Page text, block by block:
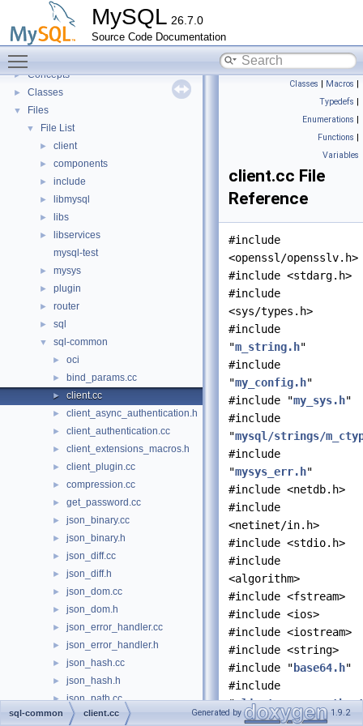
MySQL 26.7.0
Source Code Documentation
Innodb UNDO Tablespace Truncate
Deprecated List
► Modules
►
► Concepts
► Classes
▼ Files
▼ File List
► client
► components
► include
► libmysql
► libs
►
libservices
mysql-test
► mysys
► plugin
► router
► sql
▼ sql-common
► oci
► bind_params.cc
► client.cc
► client_async_authentication.h
► client_authentication.cc
► client_extensions_macros.h
► client_plugin.cc
► compression.cc
► get_password.cc
► json_binary.cc
► json_binary.h
► json_diff.cc
► json_diff.h
► json_dom.cc
► json_dom.h
► json_error_handler.cc
► json_error_handler.h
► json_hash.cc
► json_hash.h
► json_path.cc
► json_path.h
Classes | Macros |
Typedefs |
Enumerations |
Functions |
Variables
client.cc File
Reference
#include
<openssl/opensslv.h>
#include <stdarg.h>
#include
<sys/types.h>
#include
"m_string.h"
#include
"my_config.h"
#include "my_sys.h"
#include
"mysql/strings/
#include
"mysys_err.h"
#include <netdb.h>
#include
<netinet/in.h>
#include <stdio.h>
#include
<algorithm>
#include <fstream>
#include <ios>
#include <iostream>
#include <string>
#include " base64.h"
#include
"
#include
sql-common client.cc Generated by 1.9.2